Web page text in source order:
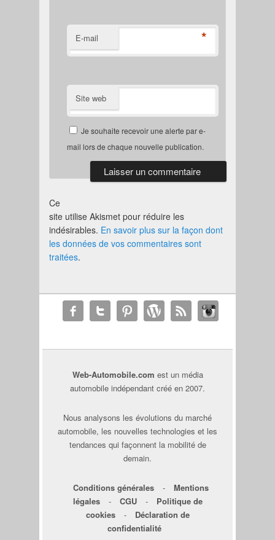
E-mail *
Site web
Je souhaite recevoir une alerte par e-
mail lors de chaque nouvelle publication.
Ce
site utilise Akismet pour réduire les
indésirables. En savoir plus sur la façon dont
les données de vos commentaires sont
traitées.
Web-Automobile.com est un média
automobile indépendant créé en 2007.
Nous analysons les évolutions du marché
automobile, les nouvelles technologies et les
tendances qui façonnent la mobilité de
demain.
Conditions générales -
Mentions
légales
- CGU -
Politique de
cookies
-
Déclaration de
confidentialité